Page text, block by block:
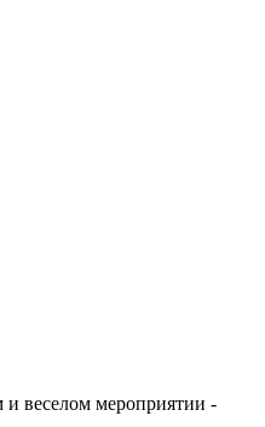
и веселом мероприятии -